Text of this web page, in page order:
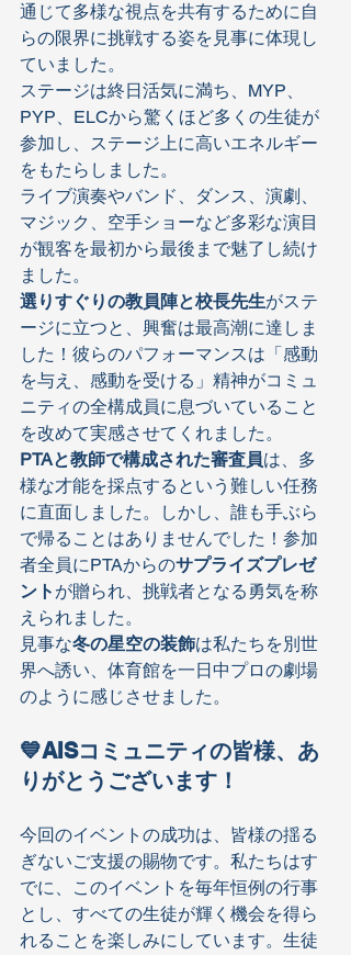
通じて多様な視点を共有するために自
らの限界に挑戦する姿を見事に体現し
ていました。
ステージは終日活気に満ち、MYP、
PYP、ELCから驚くほど多くの生徒が
参加し、ステージ上に高いエネルギー
をもたらしました。
ライブ演奏やバンド、ダンス、演劇、
マジック、空手ショーなど多彩な演目
が観客を最初から最後まで魅了し続け
ました。
選りすぐりの教員陣と校長先生がステ
ージに立つと、興奮は最高潮に達しま
した！彼らのパフォーマンスは「感動
を与え、感動を受ける」精神がコミュ
ニティの全構成員に息づいていること
を改めて実感させてくれました。
PTAと教師で構成された審査員は、多
様な才能を採点するという難しい任務
に直面しました。しかし、誰も手ぶら
で帰ることはありませんでした！参加
者全員にPTAからのサプライズプレゼ
ント が贈られ、挑戦者となる勇気を称
えられました。
見事な冬の星空の装飾は私たちを別世
界へ誘い、体育館を一日中プロの劇場
のように感じさせました。
💙AISコミュニティの皆様、あ
りがとうございます！
今回のイベントの成功は、皆様の揺る
ぎないご支援の賜物です。私たちはす
でに、このイベントを毎年恒例の行事
とし、すべての生徒が輝く機会を得ら
れることを楽しみにしています。生徒